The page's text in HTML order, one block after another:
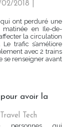
2018
ont perduré une
en Ile-de-
la circulation
trafic s’améliore
avec 2 trains
se renseigner avant
avoir la
Tech